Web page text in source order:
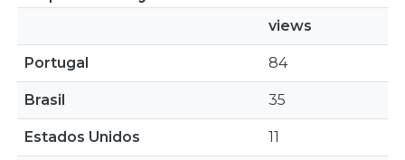
views
Portugal 84
Brasil 35
Estados Unidos 11